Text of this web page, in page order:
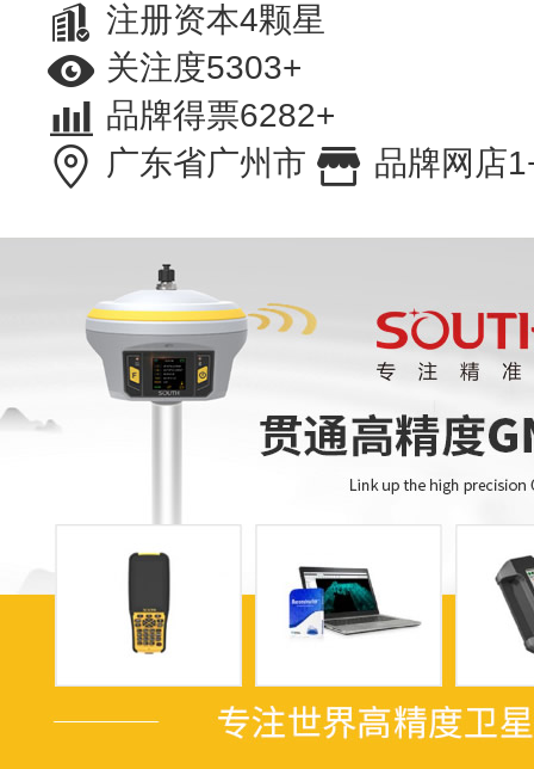
注册资本4颗星
关注度5303+
品牌得票6282+
广东省广州市
品牌网店